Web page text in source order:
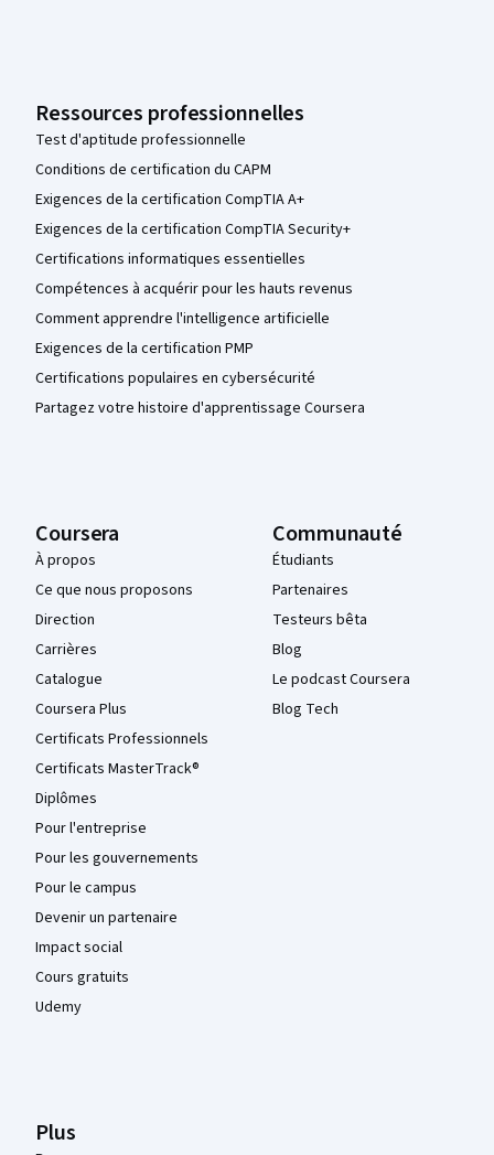
Ressources professionnelles
Test d'aptitude professionnelle
Conditions de certification du CAPM
Exigences de la certification CompTIA A+
Exigences de la certification CompTIA Security+
Certifications informatiques essentielles
Compétences à acquérir pour les hauts revenus
Comment apprendre l'intelligence artificielle
Exigences de la certification PMP
Certifications populaires en cybersécurité
Partagez votre histoire d'apprentissage Coursera
Coursera
À propos
Ce que nous proposons
Direction
Carrières
Catalogue
Coursera Plus
Certificats Professionnels
Certificats MasterTrack®
Diplômes
Pour l'entreprise
Pour les gouvernements
Pour le campus
Devenir un partenaire
Impact social
Cours gratuits
Udemy
Communauté
Étudiants
Partenaires
Testeurs bêta
Blog
Le podcast Coursera
Blog Tech
Plus